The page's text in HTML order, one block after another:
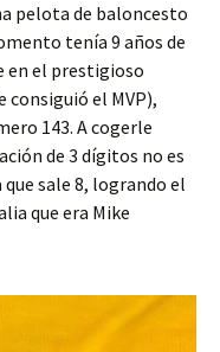
pelota de baloncesto
tenía 9 años de
en el prestigioso
consiguió el MVP),
143. A cogerle
de 3 dígitos no es
sale 8, logrando el
que era Mike